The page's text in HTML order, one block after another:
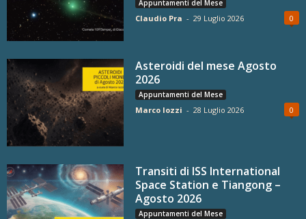
Appuntamenti del Mese
Claudio Pra - 29 Luglio 2026 0
Asteroidi del mese Agosto
2026
Appuntamenti del Mese
Marco Iozzi - 28 Luglio 2026 0
Transiti di ISS International
Space Station e Tiangong –
Agosto 2026
Appuntamenti del Mese